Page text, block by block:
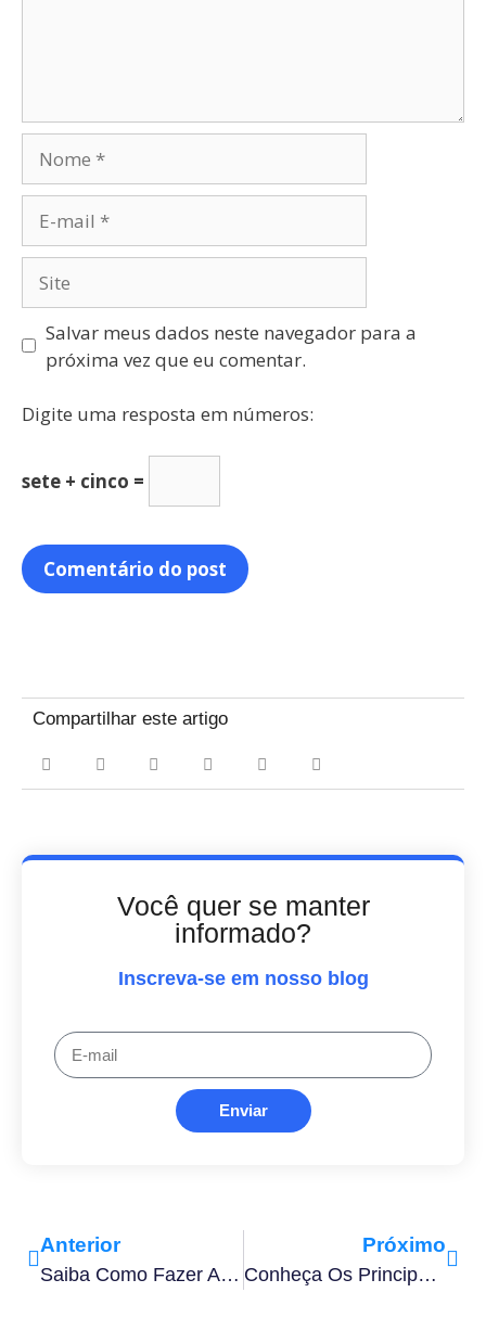
Salvar meus dados neste navegador para a
próxima vez que eu comentar.
Digite uma resposta em números:
sete + cinco =
Compartilhar este artigo
Você quer se manter
informado?
Inscreva-se em nosso blog
Enviar
Anterior
Saiba Como Fazer Arquivamento De Documentos De Forma Eficiente
Próximo
Conheça Os Principais Tipos De Assinatura E Como Usá-Las